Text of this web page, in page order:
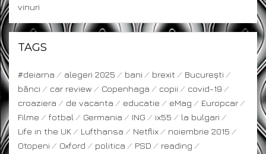
vinuri
TAGS
#deiarna alegeri 2025 bani brexit
București
bănci
car review Copenhaga copii
covid-19
croaziera
de vacanta educatie eMag
Europcar
Filme
fotbal Germania ING ix55
la bulgari
Life in the UK
Lufthansa Netflix
noiembrie 2015
Otopeni
Oxford politica PSD
reading